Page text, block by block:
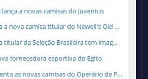
a novas camisas do Juventus
a nova camisa titular do Newell's Old ...
titular da Seleção Brasileira tem imag...
fornecedora esportiva do Egito
as novas camisas do Operário de P...